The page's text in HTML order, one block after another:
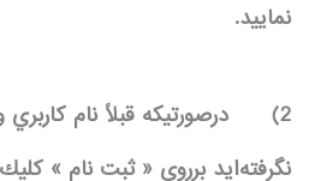
نماييد.
2)
درصورتيكه قبلاً نام
نگرفته‌ايد برروي « ثبت نام »